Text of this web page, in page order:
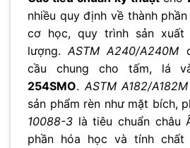
nhiều quy định về thành
cơ học, quy trình sản
lượng.ASTM A240/A240M
cầu chung cho tấm, lá
254SMO. ASTM A182/A182M
sản phẩm rèn như mặt bích,
10088-3 là tiêu chuẩn châu
phần hóa học và tính